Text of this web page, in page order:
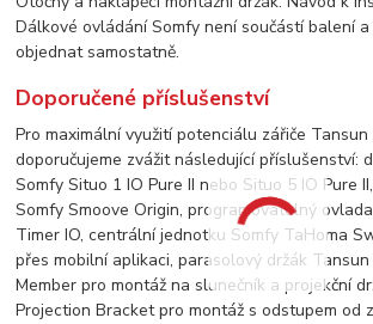
Dálkové ovládání Somfy není součástí balení
objednat samostatně.
Doporučené příslušenství
Pro maximální využití potenciálu zářiče Tansun
doporučujeme zvážit následující příslušenství:
Somfy Situo 1 IO Pure II nebo Situo 5 IO Pure
Somfy Smoove Origin, programovatelný
Timer IO, centrální jednotku Somfy TaHoma
přes mobilní aplikaci, parasolový držák
Member pro montáž na slunečník a projekční
Projection Bracket pro montáž s odstupem od